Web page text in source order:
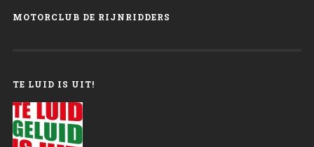
MOTORCLUB DE RIJNRIDDERS
TE LUID IS UIT!